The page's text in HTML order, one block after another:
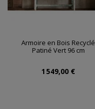
Armoire en Bois Recyclé
Patiné Vert 96 cm
1 549,00 €